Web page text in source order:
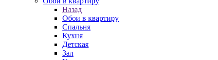
Назад
Обои в квартиру
Спальня
Кухня
Детская
Зал